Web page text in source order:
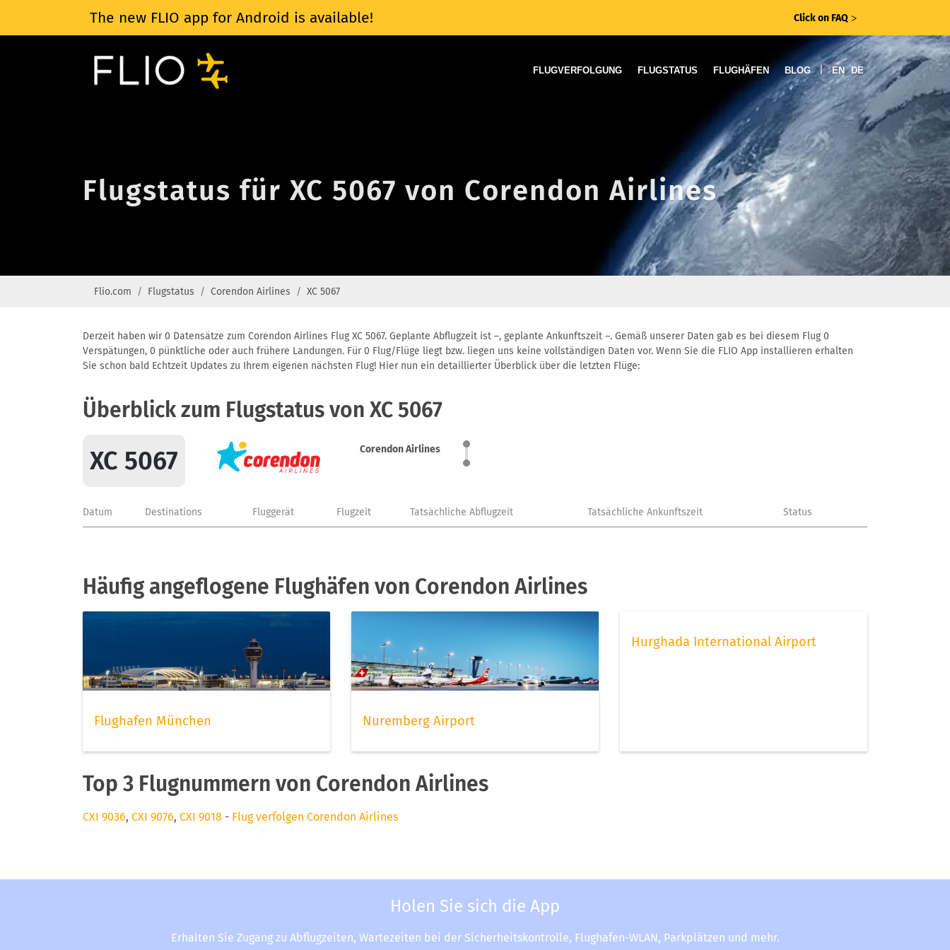
The new FLIO app for Android is available! Click on FAQ ᐳ
FLUGVERFOLGUNG FLUGSTATUS FLUGHÄFEN BLOG | EN DE
Flugstatus für XC 5067 von Corendon Airlines
Flio.com Flugstatus Corendon Airlines XC 5067
Derzeit haben wir 0 Datensätze zum Corendon Airlines Flug XC 5067. Geplante Abflugzeit ist –, geplante Ankunftszeit –. Gemäß unserer Daten gab es bei diesem Flug 0
Verspätungen, 0 pünktliche oder auch frühere Landungen. Für 0 Flug/Flüge liegt bzw. liegen uns keine vollständigen Daten vor. Wenn Sie die FLIO App installieren erhalten
Sie schon bald Echtzeit Updates zu Ihrem eigenen nächsten Flug! Hier nun ein detaillierter Überblick über die letzten Flüge:
Überblick zum Flugstatus von XC 5067
XC 5067 Corendon Airlines
Datum Destinations Fluggerät Flugzeit Tatsächliche Abflugzeit Tatsächliche Ankunftszeit Status
Häufig angeflogene Flughäfen von Corendon Airlines
Flughafen München Nuremberg Airport
Hurghada International Airport
Top 3 Flugnummern von Corendon Airlines
CXI 9036, CXI 9076, CXI 9018 - Flug verfolgen Corendon Airlines
Holen Sie sich die App
Erhalten Sie Zugang zu Abflugzeiten, Wartezeiten bei der Sicherheitskontrolle, Flughafen-WLAN, Parkplätzen und mehr.